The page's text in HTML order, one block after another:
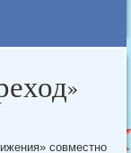
совместно